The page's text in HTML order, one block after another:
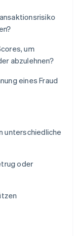
um
abzulehnen?
eines Fraud
unterschiedliche
oder